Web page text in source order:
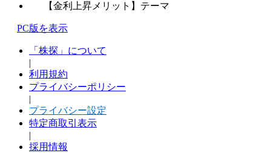
【金利上昇メリット】テーマ
PC版を表示
「株探」について
|
利用規約
プライバシーポリシー
|
プライバシー設定
特定商取引表示
|
採用情報